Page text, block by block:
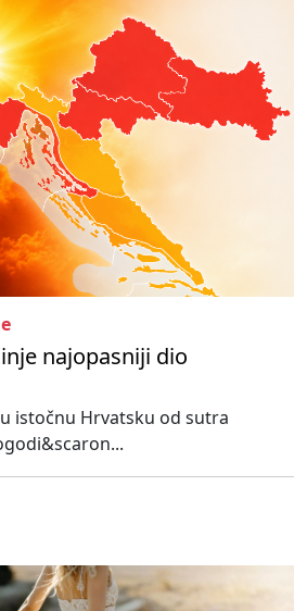
najopasniji dio
istočnu Hrvatsku od sutra